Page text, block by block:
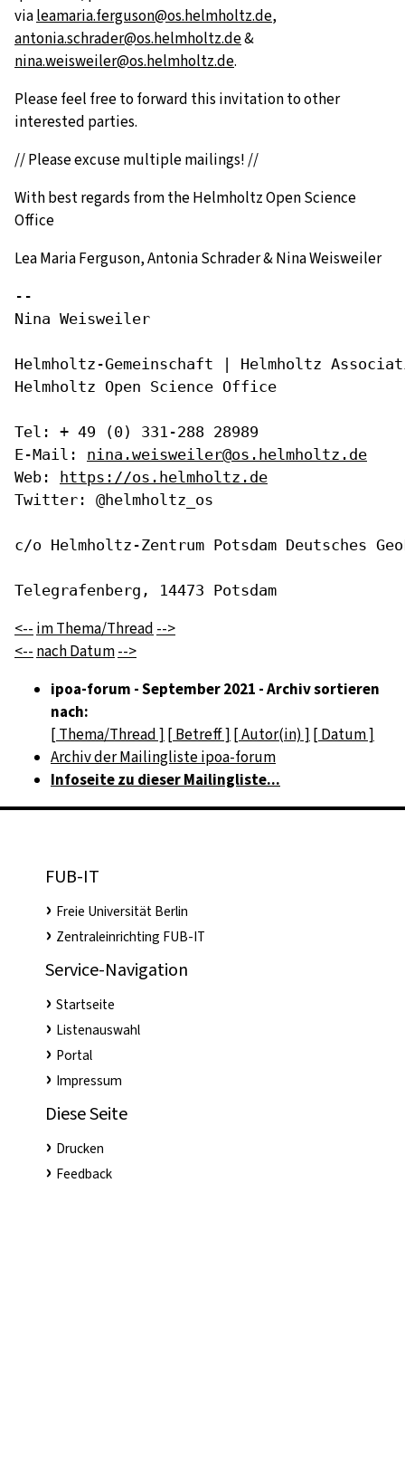
vialeamaria.ferguson@os.helmholtz.de,
antonia.schrader@os.helmholtz.de&
nina.weisweiler@os.helmholtz.de.
Please feel free to forward this invitation to other
interested parties.
// Please excuse multiple mailings! //
With best regards from the Helmholtz Open Science
Office
Lea Maria Ferguson, Antonia Schrader & Nina Weisweiler
--
Nina Weisweiler
Helmholtz-Gemeinschaft | Helmholtz
Helmholtz Open Science Office
Tel: + 49 (0) 331-288 28989
E-Mail: nina.weisweiler@os.helmholtz.de
Web: https://os.helmholtz.de
Twitter: @helmholtz_os
c/o Helmholtz-Zentrum Potsdam Deutsches
Telegrafenberg, 14473 Potsdam
<-- im Thema/Thread -->
<-- nach Datum-->
ipoa-forum - September 2021 - Archiv sortieren
nach:
[ Thema/Thread ] [ Betreff ] [ Autor(in) ] [ Datum ]
Archiv der Mailingliste ipoa-forum
Infoseite zu dieser Mailingliste...
FUB-IT
Freie Universität Berlin
Zentraleinrichting FUB-IT
Service-Navigation
Startseite
Listenauswahl
Portal
Impressum
Diese Seite
Drucken
Feedback